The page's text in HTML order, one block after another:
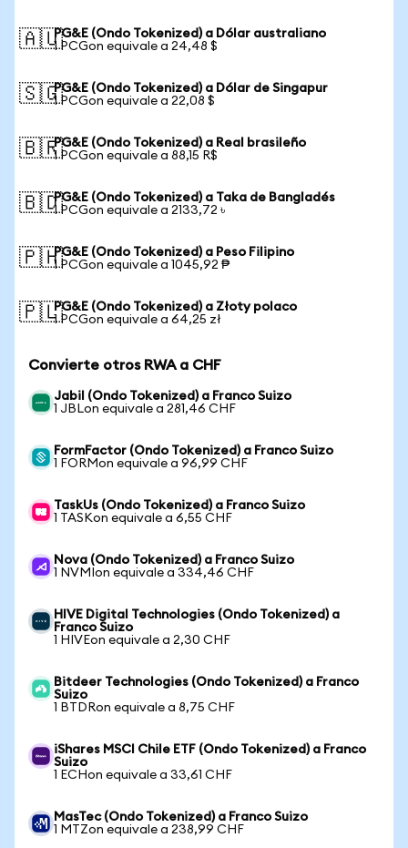
🇦🇺PG&E (Ondo Tokenized) a Dólar australiano
1 PCGon equivale a 24,48 $
🇸🇬PG&E (Ondo Tokenized) a Dólar de Singapur
1 PCGon equivale a 22,08 $
🇧🇷PG&E (Ondo Tokenized) a Real brasileño
1 PCGon equivale a 88,15 R$
🇧🇩PG&E (Ondo Tokenized) a Taka de Bangladés
1 PCGon equivale a 2133,72 ৳
🇵🇭PG&E (Ondo Tokenized) a Peso Filipino
1 PCGon equivale a 1045,92 ₱
🇵🇱PG&E (Ondo Tokenized) a Złoty polaco
1 PCGon equivale a 64,25 zł
Convierte otros RWA a CHF
Jabil (Ondo Tokenized) a Franco Suizo
1 JBLon equivale a 281,46 CHF
FormFactor (Ondo Tokenized) a Franco Suizo
1 FORMon equivale a 96,99 CHF
TaskUs (Ondo Tokenized) a Franco Suizo
1 TASKon equivale a 6,55 CHF
Nova (Ondo Tokenized) a Franco Suizo
1 NVMIon equivale a 334,46 CHF
HIVE Digital Technologies (Ondo Tokenized) a
Franco Suizo
1 HIVEon equivale a 2,30 CHF
Bitdeer Technologies (Ondo Tokenized) a Franco
Suizo
1 BTDRon equivale a 8,75 CHF
iShares MSCI Chile ETF (Ondo Tokenized) a Franco
Suizo
1 ECHon equivale a 33,61 CHF
MasTec (Ondo Tokenized) a Franco Suizo
1 MTZon equivale a 238,99 CHF